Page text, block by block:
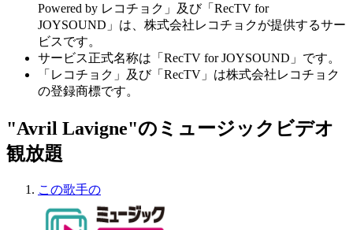
Powered by レコチョク」及び「RecTV for
JOYSOUND」は、株式会社レコチョクが提供するサー
ビスです。
サービス正式名称は「RecTV for JOYSOUND」です。
「レコチョク」及び「RecTV」は株式会社レコチョク
の登録商標です。
"Avril Lavigne"のミュージックビデオ
観放題
この歌手の